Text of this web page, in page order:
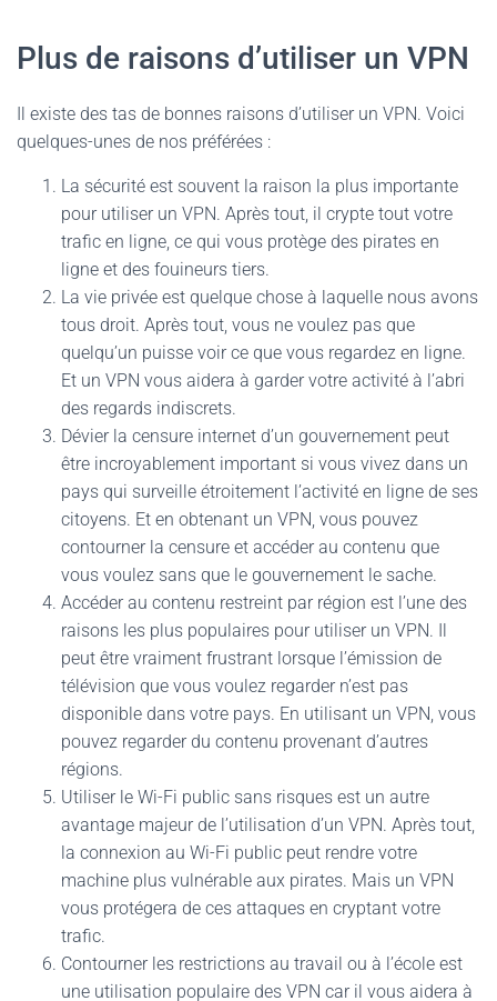
Plus de raisons d’utiliser un VPN
Il existe des tas de bonnes raisons d’utiliser un VPN. Voici
quelques-unes de nos préférées :
La sécurité est souvent la raison la plus importante
pour utiliser un VPN. Après tout, il crypte tout votre
trafic en ligne, ce qui vous protège des pirates en
ligne et des fouineurs tiers.
La vie privée est quelque chose à laquelle nous avons
tous droit. Après tout, vous ne voulez pas que
quelqu’un puisse voir ce que vous regardez en ligne.
Et un VPN vous aidera à garder votre activité à l’abri
des regards indiscrets.
Dévier la censure internet d’un gouvernement peut
être incroyablement important si vous vivez dans un
pays qui surveille étroitement l’activité en ligne de ses
citoyens. Et en obtenant un VPN, vous pouvez
contourner la censure et accéder au contenu que
vous voulez sans que le gouvernement le sache.
Accéder au contenu restreint par région est l’une des
raisons les plus populaires pour utiliser un VPN. Il
peut être vraiment frustrant lorsque l’émission de
télévision que vous voulez regarder n’est pas
disponible dans votre pays. En utilisant un VPN, vous
pouvez regarder du contenu provenant d’autres
régions.
Utiliser le Wi-Fi public sans risques est un autre
avantage majeur de l’utilisation d’un VPN. Après tout,
la connexion au Wi-Fi public peut rendre votre
machine plus vulnérable aux pirates. Mais un VPN
vous protégera de ces attaques en cryptant votre
trafic.
Contourner les restrictions au travail ou à l’école est
une utilisation populaire des VPN car il vous aidera à